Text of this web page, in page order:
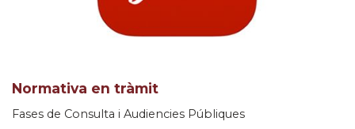
Normativa en tràmit
Fases de Consulta i Audiencies Públiques